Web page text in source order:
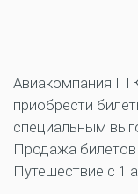
Авиакомпания
приобрести
специальным
Продажа билетов
Путешествие с 1